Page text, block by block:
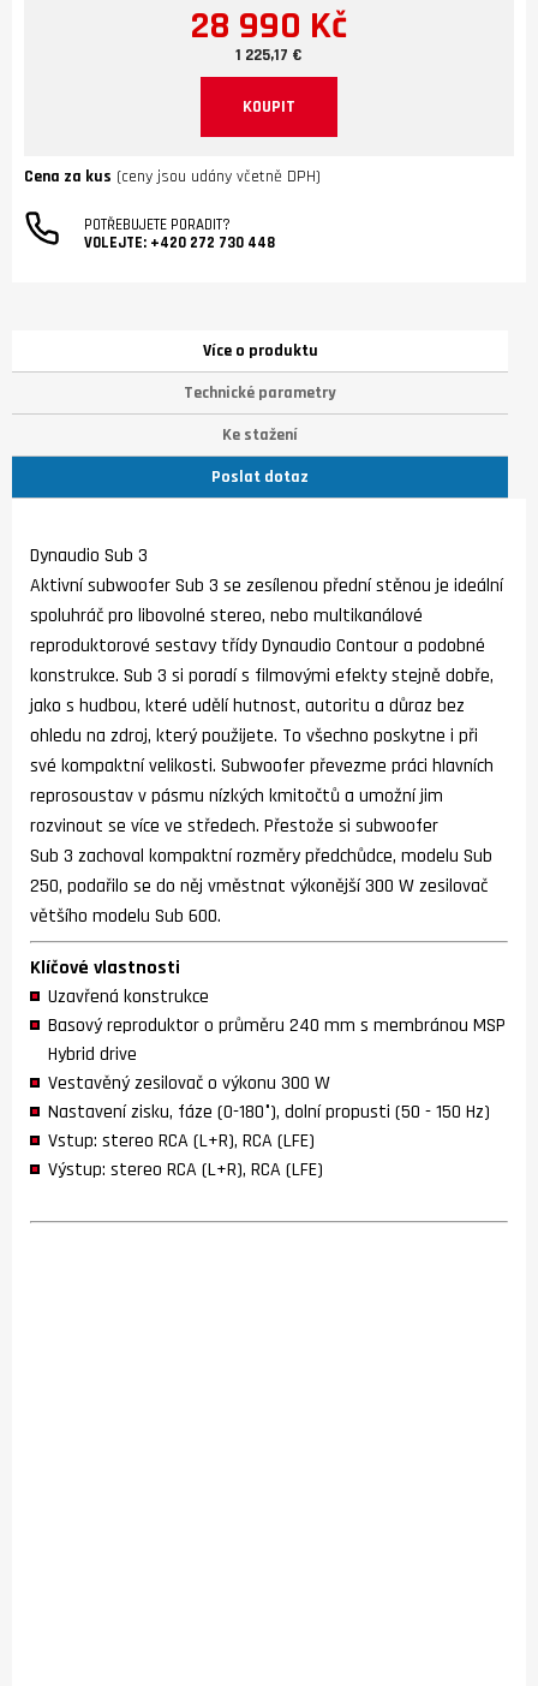
28 990 Kč
1 225,17 €
KOUPIT
Cena za kus (ceny jsou udány včetně DPH)
POTŘEBUJETE PORADIT?
VOLEJTE: +420 272 730 448
Více o produktu
Technické parametry
Ke stažení
Poslat dotaz
Dynaudio Sub 3
Aktivní subwoofer Sub 3 se zesílenou přední stěnou je ideální
spoluhráč pro libovolné stereo, nebo multikanálové
reproduktorové sestavy třídy Dynaudio Contour a podobné
konstrukce. Sub 3 si poradí s filmovými efekty stejně dobře,
jako s hudbou, které udělí hutnost, autoritu a důraz bez
ohledu na zdroj, který použijete. To všechno poskytne i při
své kompaktní velikosti. Subwoofer převezme práci hlavních
reprosoustav v pásmu nízkých kmitočtů a umožní jim
rozvinout se více ve středech. Přestože si subwoofer
Sub 3 zachoval kompaktní rozměry předchůdce, modelu Sub
250, podařilo se do něj vměstnat výkonější 300 W zesilovač
většího modelu Sub 600.
Klíčové vlastnosti
Uzavřená konstrukce
Basový reproduktor o průměru 240 mm s membránou MSP
Hybrid drive
Vestavěný zesilovač o výkonu 300 W
Nastavení zisku, fáze (0-180°), dolní propusti (50 - 150 Hz)
Vstup: stereo RCA (L+R), RCA (LFE)
Výstup: stereo RCA (L+R), RCA (LFE)